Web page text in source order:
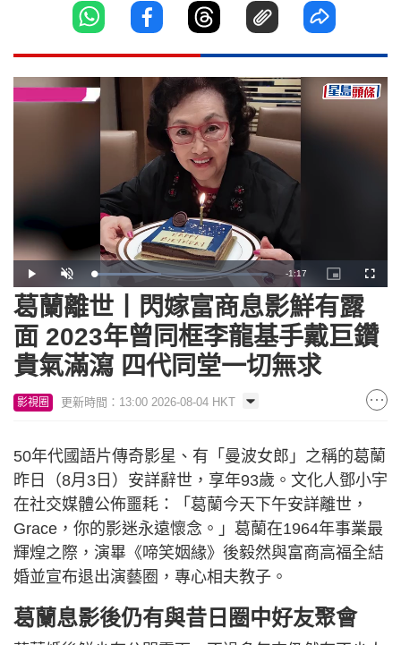
Play Unmute Loaded:
38.91%
Remaining
Time
-1:17
Picture-
in-
Picture
葛蘭離世丨閃嫁富商息影鮮有露
面 2023年曾同框李龍基手戴巨鑽
貴氣滿瀉 四代同堂一切無求
影視圈 更新時間：13:00 2026-08-04 HKT
50年代國語片傳奇影星、有「曼波女郎」之稱的葛蘭
昨日（8月3日）安詳辭世，享年93歲。文化人鄧小宇
在社交媒體公佈噩耗：「葛蘭今天下午安詳離世，
Grace，你的影迷永遠懷念。」葛蘭在1964年事業最
輝煌之際，演畢《啼笑姻緣》後毅然與富商高福全結
婚並宣布退出演藝圈，專心相夫教子。
葛蘭息影後仍有與昔日圈中好友聚會